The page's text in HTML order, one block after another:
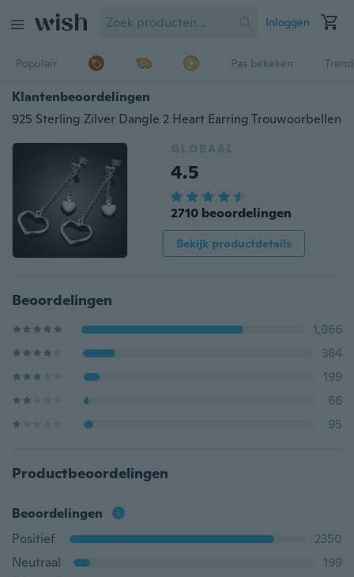
Inloggen
Populair Pas bekeken
Klantenbeoordelingen
925 Sterling Zilver Dangle 2 Heart Earring Trouwoorbellen
GLOBAAL
4.5
2710 beoordelingen
Bekijk productdetails
Beoordelingen
1,966
384
199
66
95
Productbeoordelingen
Beoordelingen
Positief
2350
Neutraal
199